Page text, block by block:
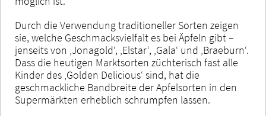
Durch die Verwendung traditioneller Sorten zeigen
sie, welche Geschmacksvielfalt es bei Äpfeln gibt –
jenseits von ‚Jonagold‘, ‚Elstar‘, ‚Gala‘ und ‚Braeburn‘.
Dass die heutigen Marktsorten züchterisch fast alle
Kinder des ‚Golden Delicious‘ sind, hat die
geschmackliche Bandbreite der Apfelsorten in den
Supermärkten erheblich schrumpfen lassen.